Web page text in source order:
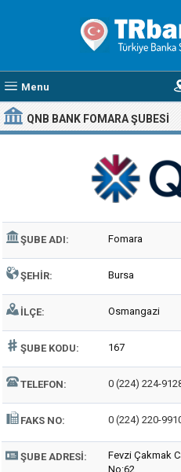
Menu
QNB BANK FOMARA ŞUBESI
ŞUBE ADI: Fomara
ŞEHIR: Bursa
İLÇE: Osmangazi
ŞUBE KODU: 167
TELEFON: 0 (224) 224-
FAKS NO: 0 (224) 220-
ŞUBE ADRESI:
Fevzi Çakmak
No:62